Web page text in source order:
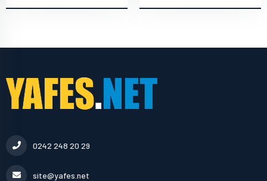
0242 248 20 29
site@yafes.net